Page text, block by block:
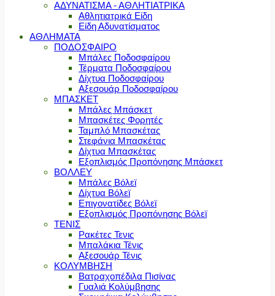
ΑΔΥΝΑΤΙΣΜΑ - ΑΘΛΗΤΙΑΤΡΙΚΑ
Αθλητιατρικά Είδη
Είδη Αδυνατίσματος
ΑΘΛΗΜΑΤΑ
ΠΟΔΟΣΦΑΙΡΟ
Μπάλες Ποδοσφαίρου
Τέρματα Ποδοσφαίρου
Δίχτυα Ποδοσφαίρου
Αξεσουάρ Ποδοσφαίρου
ΜΠΑΣΚΕΤ
Μπάλες Μπάσκετ
Μπασκέτες Φορητές
Ταμπλό Μπασκέτας
Στεφάνια Μπασκέτας
Δίχτυα Μπασκέτας
Εξοπλισμός Προπόνησης Μπάσκετ
ΒΟΛΛΕΥ
Μπάλες Βόλεϊ
Δίχτυα Βόλεϊ
Επιγονατίδες Βόλεϊ
Εξοπλισμός Προπόνησης Βόλεϊ
ΤΕΝΙΣ
Ρακέτες Τενις
Μπαλάκια Τένις
Αξεσουάρ Τένις
ΚΟΛΥΜΒΗΣΗ
Βατραχοπέδιλα Πισίνας
Γυαλιά Κολύμβησης